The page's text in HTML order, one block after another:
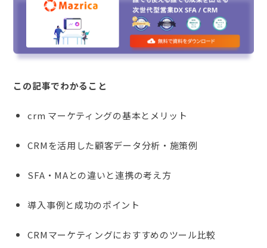
この記事でわかること
crm マーケティングの基本とメリット
CRMを活用した顧客データ分析・施策例
SFA・MAとの違いと連携の考え方
導入事例と成功のポイント
CRMマーケティングにおすすめのツール比較